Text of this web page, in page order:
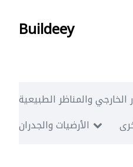
Buildeey
الخارجي والمناظر الطبيعية
الأرضيات والجدران